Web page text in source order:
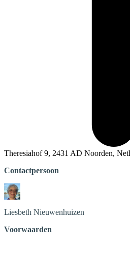
Theresiahof 9, 2431 AD Noorden,
Contactpersoon
Liesbeth Nieuwenhuizen
Voorwaarden